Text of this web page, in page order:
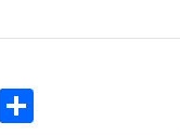
WhatsApp